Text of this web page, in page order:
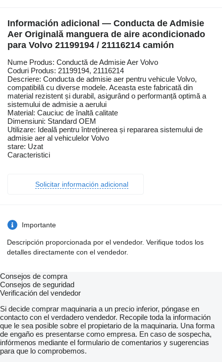
Información adicional — Conducta de Admisie
Aer Originală manguera de aire acondicionado
para Volvo 21199194 / 21116214 camión
Nume Produs: Conductă de Admisie Aer Volvo
Coduri Produs: 21199194, 21116214
Descriere: Conducta de admisie aer pentru vehicule Volvo,
compatibilă cu diverse modele. Aceasta este fabricată din
material rezistent și durabil, asigurând o performanță optimă a
sistemului de admisie a aerului
Material: Cauciuc de înaltă calitate
Dimensiuni: Standard OEM
Utilizare: Ideală pentru întreținerea și repararea sistemului de
admisie aer al vehiculelor Volvo
stare: Uzat
Caracteristici
Solicitar información adicional
Importante
Descripción proporcionada por el vendedor. Verifique todos los
detalles directamente con el vendedor.
Consejos de compra
Consejos de seguridad
Verificación del vendedor
Si decide comprar maquinaria a un precio inferior, póngase en
contacto con el verdadero vendedor. Recopile toda la información
que le sea posible sobre el propietario de la maquinaria. Una forma
de engaño es presentarse como empresa. En caso de sospecha,
infórmenos mediante el formulario de comentarios y sugerencias
para que lo comprobemos.